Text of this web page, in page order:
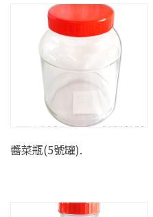
醬菜瓶(5號罐).